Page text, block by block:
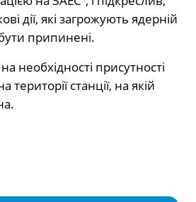
дії, які загрожують ядерній
припинені.
необхідності присутності
території станції, на якій